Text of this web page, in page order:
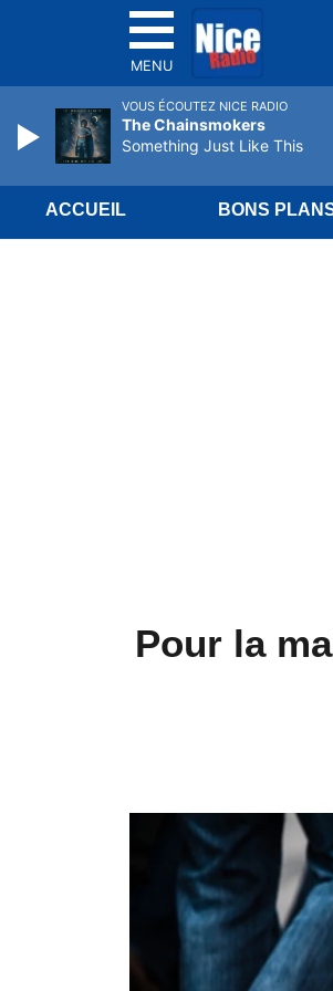
MENU
ACCUEIL BONS
Pour la
VOUS ÉCOUTEZ NICE RADIO
The Chainsmokers
Something Just Like This